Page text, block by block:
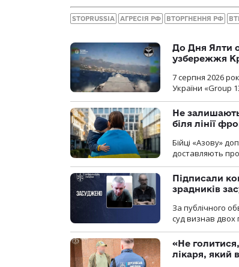
STOPRUSSIA АГРЕСІЯ РФ ВТОРГНЕННЯ РФ
До Дня Ялти
узбережжя
7 серпня 2026
України «Group
Не
біля лінії
Бійці «Азову»
доставляють
Підписали
зрадників
За публічного
суд визнав двох
«Не
лікаря, який